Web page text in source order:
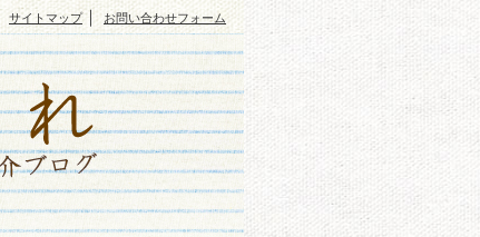
サイトマップ｜ お問い合わせフォーム